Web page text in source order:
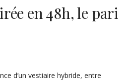
en 48h, le pari
d’un vestiaire hybride, entre